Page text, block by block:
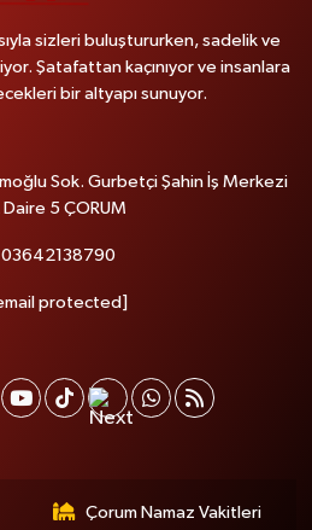
sizleri buluştururken, sadelik ve
Şatafattan kaçınıyor ve insanlara
bir altyapı sunuyor.
Sok. Gurbetçi Şahin İş Merkezi
Daire 5 ÇORUM
03642138790
protected]
Çorum Namaz Vakitleri